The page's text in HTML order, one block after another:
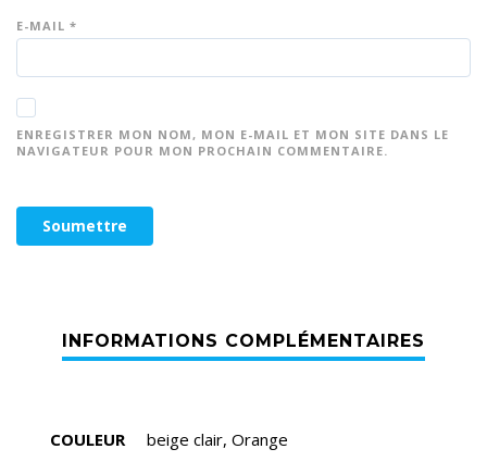
E-MAIL *
ENREGISTRER MON NOM, MON E-MAIL ET MON SITE DANS LE
NAVIGATEUR POUR MON PROCHAIN COMMENTAIRE.
COULEUR beige clair, Orange